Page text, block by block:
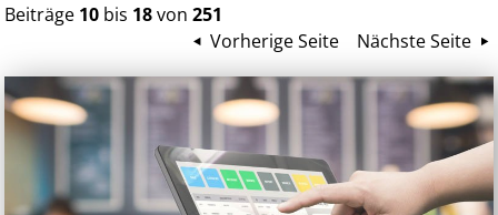
Beiträge 10 bis 18von251
Vorherige Seite
Nächste Seite